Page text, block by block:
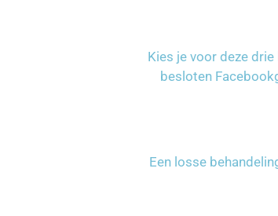
Kies je voor deze
besloten
Een losse